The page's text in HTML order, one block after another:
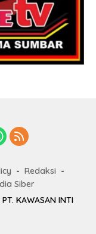
Redaksi
Siber
KAWASAN INTI